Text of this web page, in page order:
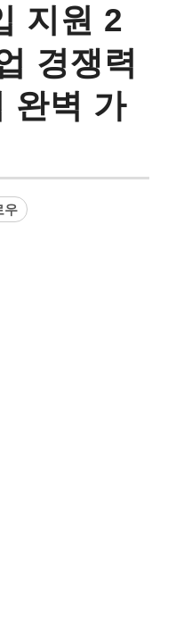
지원 2
경쟁력
완벽 가
우